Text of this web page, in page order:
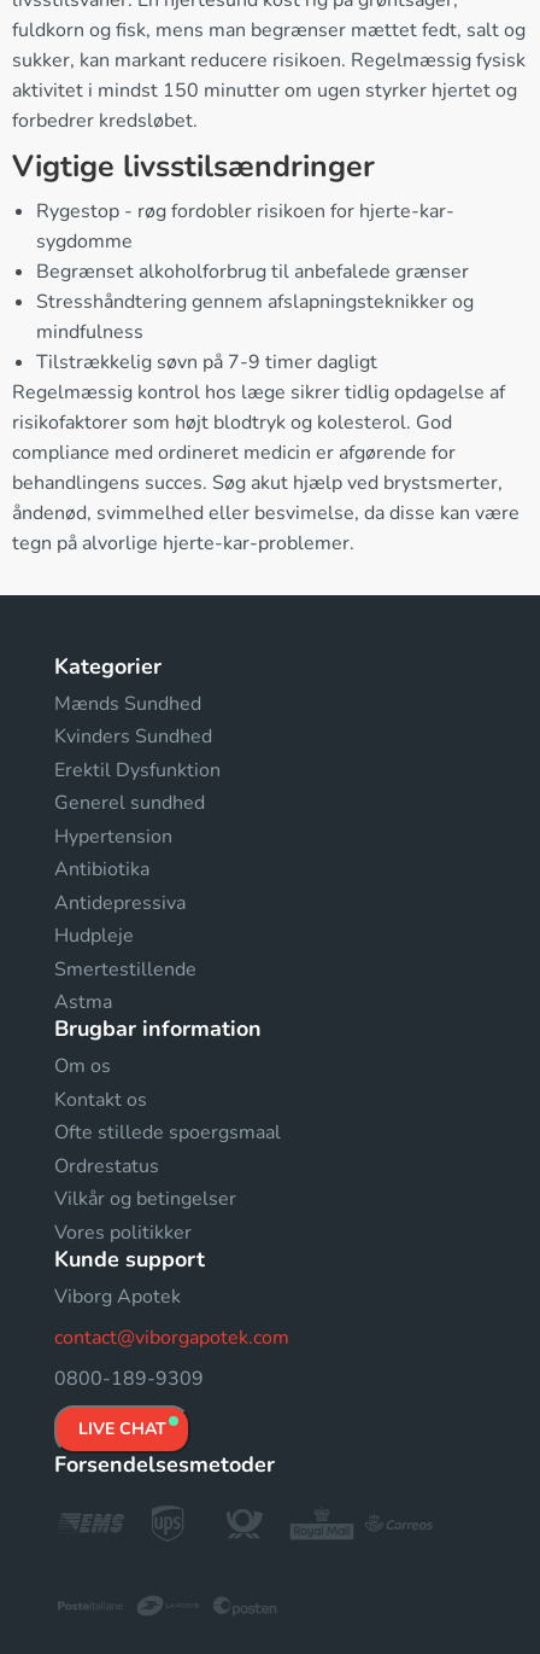
fuldkorn og fisk, mens man begrænser mættet fedt, salt og
sukker, kan markant reducere risikoen. Regelmæssig fysisk
aktivitet i mindst 150 minutter om ugen styrker hjertet og
forbedrer kredsløbet.
Vigtige livsstilsændringer
Rygestop - røg fordobler risikoen for hjerte-kar-
sygdomme
Begrænset alkoholforbrug til anbefalede grænser
Stresshåndtering gennem afslapningsteknikker og
mindfulness
Tilstrækkelig søvn på 7-9 timer dagligt
Regelmæssig kontrol hos læge sikrer tidlig opdagelse af
risikofaktorer som højt blodtryk og kolesterol. God
compliance med ordineret medicin er afgørende for
behandlingens succes. Søg akut hjælp ved brystsmerter,
åndenød, svimmelhed eller besvimelse, da disse kan være
tegn på alvorlige hjerte-kar-problemer.
Kategorier
Mænds Sundhed
Kvinders Sundhed
Erektil Dysfunktion
Generel sundhed
Hypertension
Antibiotika
Antidepressiva
Hudpleje
Smertestillende
Astma
Brugbar information
Om os
Kontakt os
Ofte stillede spoergsmaal
Ordrestatus
Vilkår og betingelser
Vores politikker
Kunde support
Viborg Apotek
contact@viborgapotek.com
0800-189-9309
LIVE CHAT
Forsendelsesmetoder